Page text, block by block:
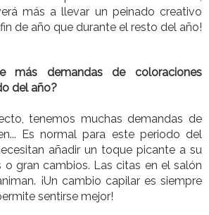
más a llevar un peinado creativo
de año que durante el resto del año!
más demandas de coloraciones
del año?
tenemos muchas demandas de
Es normal para este periodo del
añadir un toque picante a su
gran cambios. Las citas en el salón
¡Un cambio capilar es siempre
sentirse mejor!